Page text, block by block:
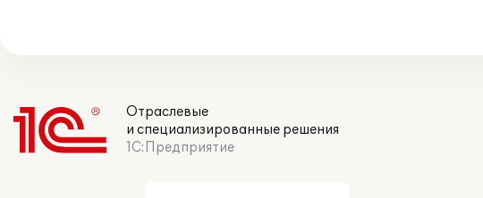
Отраслевые
и специализированные решения
1С:Предприятие